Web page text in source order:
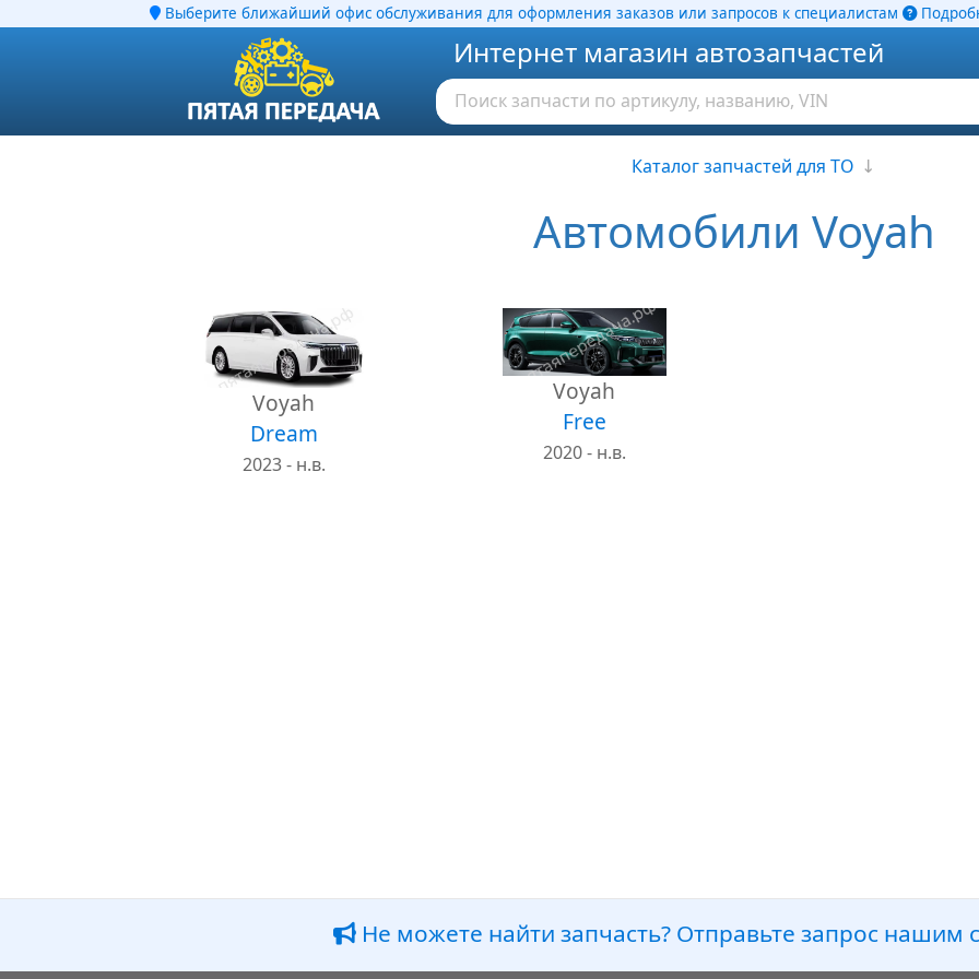
Выберите ближайший офис обслуживания для оформления заказов или запросов к специалистам
Интернет магазин автозапчастей
Каталог запчастей для ТО ↓
Автомобили Voyah
Voyah
Dream
2023 - н.в.
Voyah
Free
2020 - н.в.
Не можете найти запчасть? Отправьте запрос нашим